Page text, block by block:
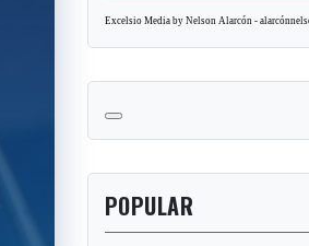
Excelsio Media by Nelson Alarcón -
POPULAR